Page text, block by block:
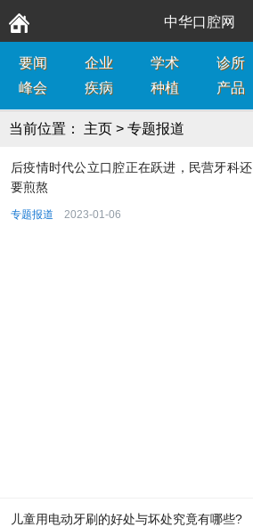
中华口腔网
要闻 企业 学术 诊所
峰会
疾病 种植 产品
当前位置： 主页 > 专题报道
后疫情时代公立口腔正在跃进，民营牙科还
要煎熬
专题报道 2023-01-06
儿童用电动牙刷的好处与坏处究竟有哪些?